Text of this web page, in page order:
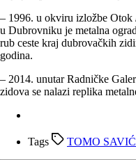
– 1996. u okviru izložbe
u Dubrovniku je metalna
rub ceste kraj dubrovačkih
godina.
– 2014. unutar Radničke
zidova se nalazi replika
Tags TOMO